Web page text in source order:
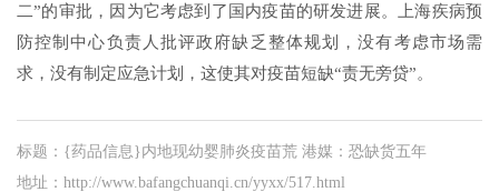
二”的审批，因为它考虑到了国内疫苗的研发进展。上海疾病预
防控制中心负责人批评政府缺乏整体规划，没有考虑市场需
求，没有制定应急计划，这使其对疫苗短缺“责无旁贷”。
标题：{药品信息}内地现幼婴肺炎疫苗荒 港媒：恐缺货五年
地址：http://www.bafangchuanqi.cn/yyxx/517.html